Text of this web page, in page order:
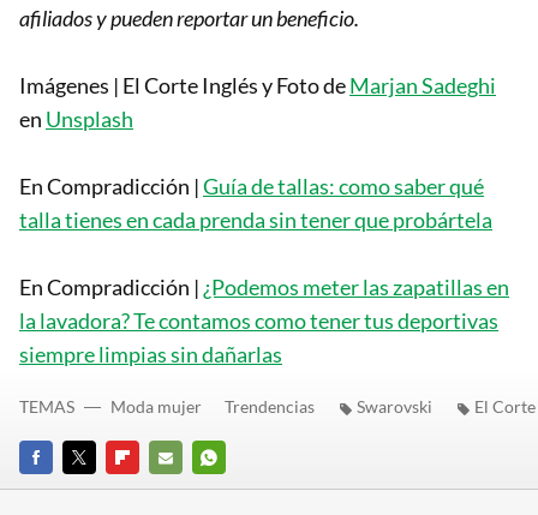
afiliados y pueden reportar un beneficio.
Imágenes | El Corte Inglés y Foto deMarjan Sadeghi
en Unsplash
En Compradicción |Guía de tallas: como saber qué
talla tienes en cada prenda sin tener que probártela
En Compradicción | ¿Podemos meter las zapatillas en
la lavadora? Te contamos como tener tus deportivas
siempre limpias sin dañarlas
FACEBOOK
TWITTERFLIPBOARD
E-
WHATSAPP
TEMAS Moda mujer Trendencias Swarovski El